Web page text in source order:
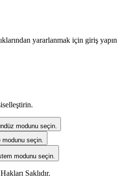
yararlanmak için giriş yapın
modunu seçin.
modunu seçin.
modunu seçin.
Saklıdır.